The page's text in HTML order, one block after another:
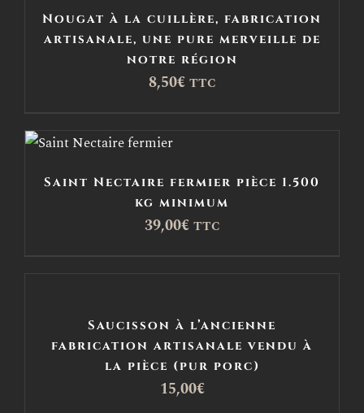
Nougat à la cuillère, fabrication
artisanale, une pure merveille de
notre région
8,50€ TTC
Saint Nectaire fermier pièce 1.500
kg minimum
39,00€ TTC
Saucisson à l’ancienne
fabrication artisanale vendu à
la pièce (pur porc)
15,00€